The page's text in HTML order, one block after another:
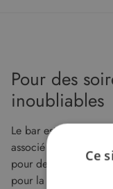
Pour des
inoubliables
Le bar est le meuble
associé au partage,
pour des
pour la vie
Ce